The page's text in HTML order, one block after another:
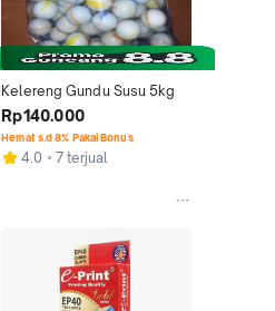
Kelereng Gundu Susu 5kg
Rp140.000
Hemat s.d 8% Pakai Bonus
4.0 7 terjual